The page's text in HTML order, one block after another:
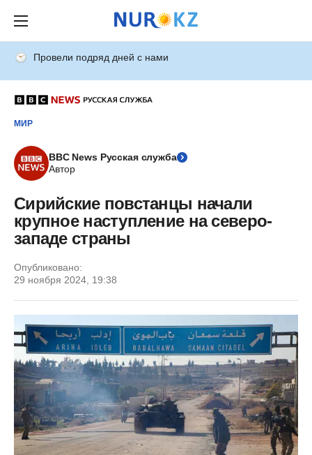
Провели подряд дней с нами
МИР
BBC News Русская служба
Автор
Сирийские повстанцы начали
крупное наступление на северо-
западе страны
Опубликовано:
29 ноября 2024, 19:38